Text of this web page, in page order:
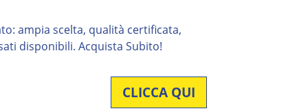
ampia scelta, qualità certificata,
disponibili. Acquista Subito!
CLICCA QUI